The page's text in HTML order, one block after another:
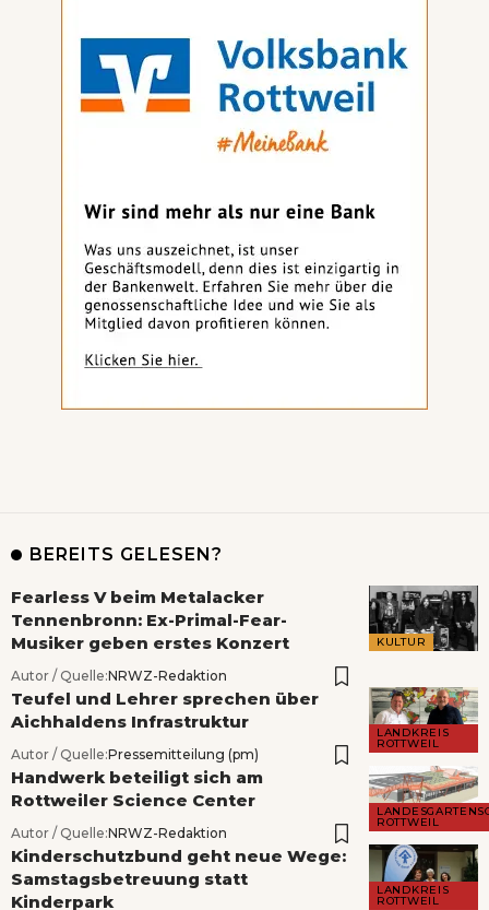
BEREITS GELESEN?
KULTUR
Fearless V beim Metalacker
Tennenbronn: Ex-Primal-Fear-
Musiker geben erstes Konzert
Autor / Quelle:NRWZ-Redaktion
LANDKREIS
ROTTWEIL
Teufel und Lehrer sprechen über
Aichhaldens Infrastruktur
Autor / Quelle:Pressemitteilung (pm)
ROTTWEIL
Handwerk beteiligt sich am
Rottweiler Science Center
Autor / Quelle:NRWZ-Redaktion
LANDKREIS
ROTTWEIL
Kinderschutzbund geht neue Wege:
Samstagsbetreuung statt
Kinderpark